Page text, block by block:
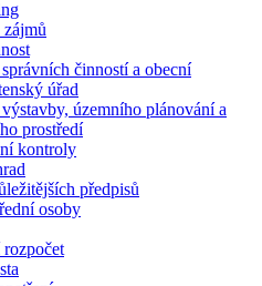
zájmů
činností a obecní
úřad
územního plánování a
prostředí
kontroly
předpisů
osoby